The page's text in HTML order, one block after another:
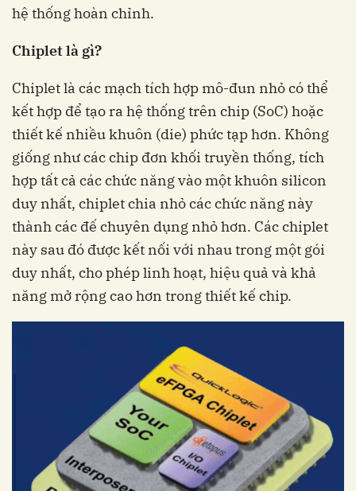
hệ thống hoàn chỉnh.
Chiplet là gì?
Chiplet là các mạch tích hợp mô-đun nhỏ có thể
kết hợp để tạo ra hệ thống trên chip (SoC) hoặc
thiết kế nhiều khuôn (die) phức tạp hơn. Không
giống như các chip đơn khối truyền thống, tích
hợp tất cả các chức năng vào một khuôn silicon
duy nhất, chiplet chia nhỏ các chức năng này
thành các đế chuyên dụng nhỏ hơn. Các chiplet
này sau đó được kết nối với nhau trong một gói
duy nhất, cho phép linh hoạt, hiệu quả và khả
năng mở rộng cao hơn trong thiết kế chip.